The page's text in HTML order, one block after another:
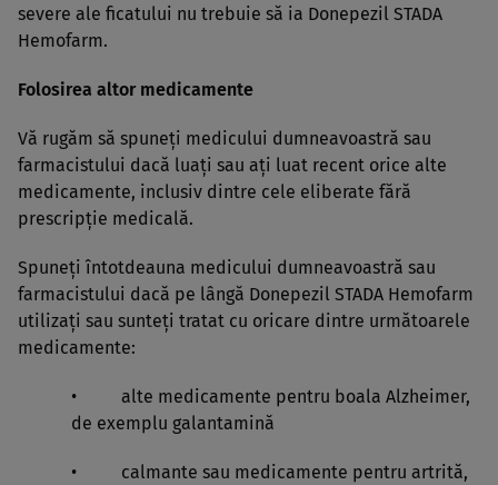
severe ale ficatului nu trebuie să ia Donepezil STADA
Hemofarm.
Folosirea altor medicamente
Vă rugăm să spuneţi medicului dumneavoastră sau
farmacistului dacă luaţi sau aţi luat recent orice alte
medicamente, inclusiv dintre cele eliberate fără
prescripţie medicală.
Spuneţi întotdeauna medicului dumneavoastră sau
farmacistului dacă pe lângă Donepezil STADA Hemofarm
utilizaţi sau sunteţi tratat cu oricare dintre următoarele
medicamente:
• alte medicamente pentru boala Alzheimer,
de exemplu galantamină
• calmante sau medicamente pentru artrită,